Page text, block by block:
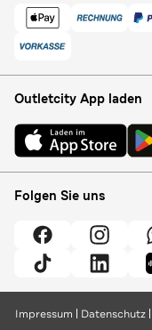
Outletcity App laden
Folgen Sie uns
Impressum Datenschutz